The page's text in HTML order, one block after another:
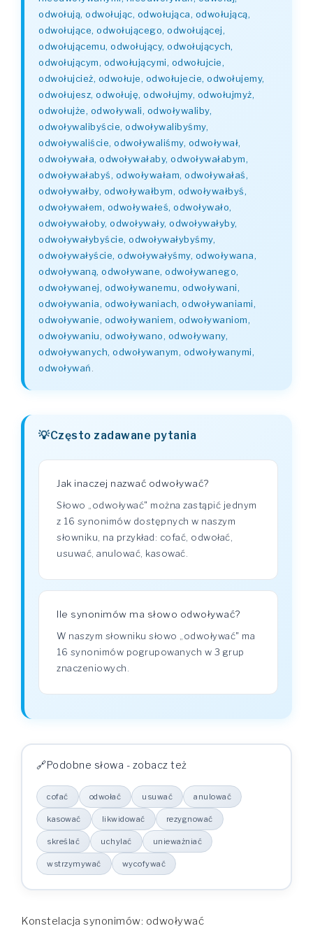
odwołują, odwołując, odwołująca, odwołującą,
odwołujące, odwołującego, odwołującej,
odwołującemu, odwołujący, odwołujących,
odwołującym, odwołującymi, odwołujcie,
odwołujcież, odwołuje, odwołujecie, odwołujemy,
odwołujesz, odwołuję, odwołujmy, odwołujmyż,
odwołujże, odwoływali, odwoływaliby,
odwoływalibyście, odwoływalibyśmy,
odwoływaliście, odwoływaliśmy, odwoływał,
odwoływała, odwoływałaby, odwoływałabym,
odwoływałabyś, odwoływałam, odwoływałaś,
odwoływałby, odwoływałbym, odwoływałbyś,
odwoływałem, odwoływałeś, odwoływało,
odwoływałoby, odwoływały, odwoływałyby,
odwoływałybyście, odwoływałybyśmy,
odwoływałyście, odwoływałyśmy, odwoływana,
odwoływaną, odwoływane, odwoływanego,
odwoływanej, odwoływanemu, odwoływani,
odwoływania, odwoływaniach, odwoływaniami,
odwoływanie, odwoływaniem, odwoływaniom,
odwoływaniu, odwoływano, odwoływany,
odwoływanych, odwoływanym, odwoływanymi,
odwoływań
Często zadawane pytania
Jak inaczej nazwać odwoływać?
Słowo „odwoływać" można zastąpić jednym
z 16 synonimów dostępnych w naszym
słowniku, na przykład: cofać, odwołać,
usuwać, anulować, kasować.
Ile synonimów ma słowo odwoływać?
W naszym słowniku słowo „odwoływać" ma
16 synonimów pogrupowanych w 3 grup
znaczeniowych.
Podobne słowa - zobacz też
cofać odwołać usuwać anulować
kasować likwidować rezygnować
skreślać uchylać unieważniać
wstrzymywać wycofywać
Konstelacja synonimów: odwoływać